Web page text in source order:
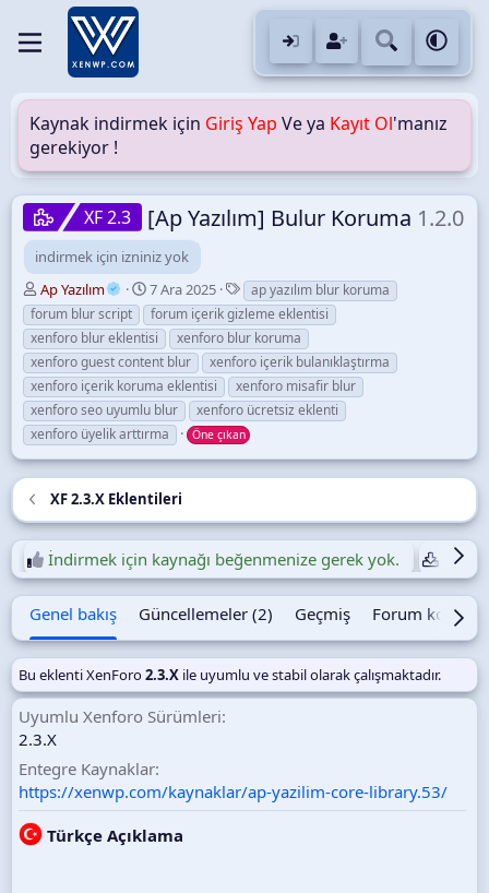
Kaynak indirmek için Giriş Yap Ve ya Kayıt Ol'manız
gerekiyor !
XF 2.3 [Ap Yazılım] Bulur Koruma 1.2.0
indirmek için izniniz yok
Y
a
z
a
r
Ap Yazılım
O
l
u
ş
t
u
r
u
l
m
a
t
a
r
h
i
7 Ara 2025
E
t
i
k
e
t
l
e
r
ap yazılım blur koruma
forum blur script
forum içerik gizleme eklentisi
xenforo blur eklentisi
xenforo blur koruma
xenforo guest content blur
xenforo içerik bulanıklaştırma
xenforo içerik koruma eklentisi
xenforo misafir blur
xenforo seo uyumlu blur
xenforo ücretsiz eklenti
xenforo üyelik arttırma
Öne çıkan
XF 2.3.X Eklentileri
İndirmek için kaynağı beğenmenize gerek yok.
Genel bakış Güncellemeler (2) Geçmiş Forum konusu
Bu eklenti XenForo2.3.X ile uyumlu ve stabil olarak çalışmaktadır.
Uyumlu Xenforo Sürümleri
2.3.X
Entegre Kaynaklar
https://xenwp.com/kaynaklar/ap-yazilim-core-library.53/
Türkçe Açıklama